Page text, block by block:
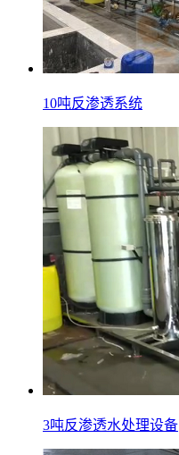
10吨反渗透系统
3吨反渗透水处理设备